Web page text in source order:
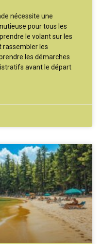
nécessite une
pour tous les
le volant sur les
rassembler les
les démarches
avant le départ